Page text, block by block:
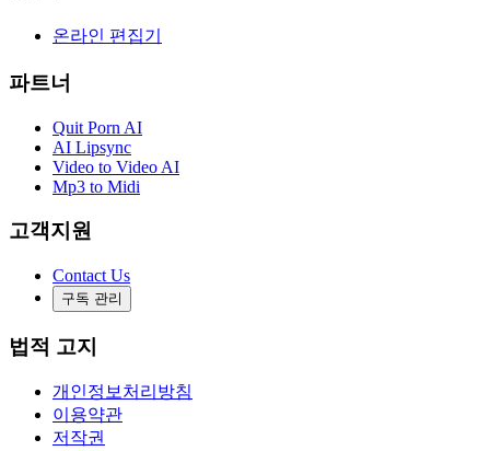
온라인 편집기
파트너
Quit Porn AI
AI Lipsync
Video to Video AI
Mp3 to Midi
고객지원
Contact Us
구독 관리
법적 고지
개인정보처리방침
이용약관
저작권